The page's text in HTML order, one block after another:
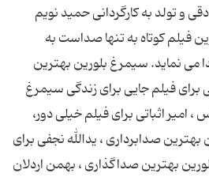
و تولد به كارگردانی حمید نویم
فیلم كوتاه به تنها صداست به
می نماید. سیمرغ بلورین بهترین
برای فیلم جایی برای زندگی سیمرغ
امیر اثباتی برای فیلم خیلی دور،
صدابرداری ، یدالله نجفی برای
بهترین صداگذاری ، بهمن اردلان